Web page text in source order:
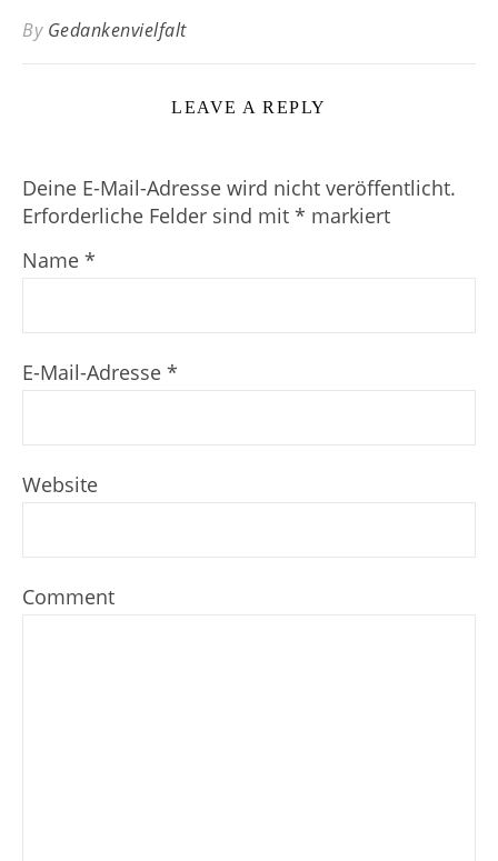
By Gedankenvielfalt
LEAVE A REPLY
Deine E-Mail-Adresse wird nicht veröffentlicht.
Erforderliche Felder sind mit * markiert
Name *
E-Mail-Adresse *
Website
Comment